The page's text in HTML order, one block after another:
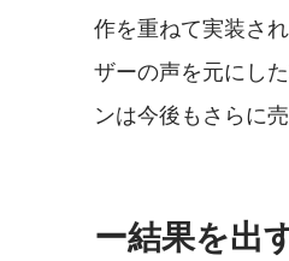
作を重ねて実装さ
ザーの声を元にし
ンは今後もさらに
ー結果を出